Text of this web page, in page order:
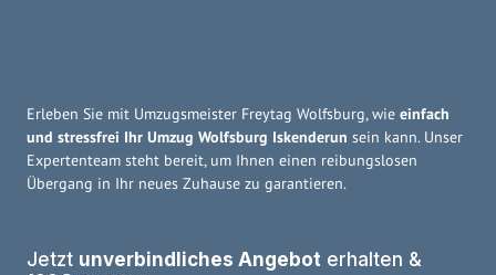
Erleben Sie mit Umzugsmeister Freytag Wolfsburg, wie einfach
und stressfrei Ihr Umzug Wolfsburg Iskenderun sein kann. Unser
Expertenteam steht bereit, um Ihnen einen reibungslosen
Übergang in Ihr neues Zuhause zu garantieren.
Jetzt unverbindliches Angebot erhalten &